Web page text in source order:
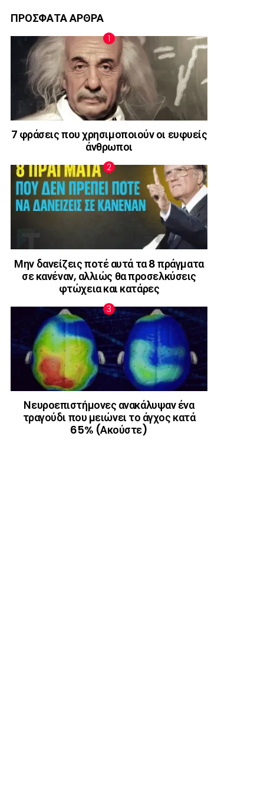
ΠΡΟΣΦΑΤΑ ΑΡΘΡΑ
7 φράσεις που χρησιμοποιούν οι ευφυείς
άνθρωποι
Μην δανείζεις ποτέ αυτά τα 8 πράγματα
σε κανέναν, αλλιώς θα προσελκύσεις
φτώχεια και κατάρες
Νευροεπιστήμονες ανακάλυψαν ένα
τραγούδι που μειώνει το άγχος κατά
65% (Ακούστε)